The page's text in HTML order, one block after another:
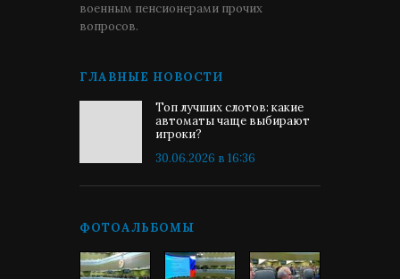
военным пенсионерами прочих
вопросов.
ГЛАВНЫЕ НОВОСТИ
Топ лучших слотов: какие
автоматы чаще выбирают
игроки?
30.06.2026 в 16:36
ФОТОАЛЬБОМЫ